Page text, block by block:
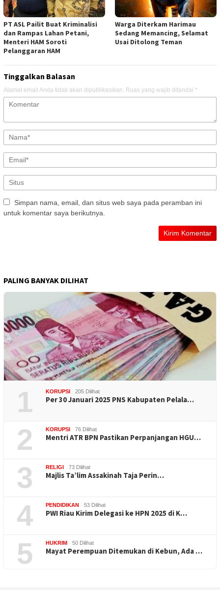
PT ASL Pailit Buat Kriminalisi
dan Rampas Lahan Petani,
Menteri HAM Soroti
Pelanggaran HAM
Warga Diterkam Harimau
Sedang Memancing, Selamat
Usai Ditolong Teman
Tinggalkan Balasan
Alamat email Anda tidak akan dipublikasikan. Ruas yang wajib ditandai *
Simpan nama, email, dan situs web saya pada peramban ini
untuk komentar saya berikutnya.
PALING BANYAK DILIHAT
1 KORUPSI 205 Dilihat
Per 30 Januari 2025 PNS Kabupaten Pelala…
2 KORUPSI 76 Dilihat
Mentri ATR BPN Pastikan Perpanjangan HGU…
3 RELIGI 73 Dilihat
Majlis Ta’lim Assakinah Taja Perin…
4 PENDIDIKAN 53 Dilihat
PWI Riau Kirim Delegasi ke HPN 2025 di K…
5 HUKRIM 50 Dilihat
Mayat Perempuan Ditemukan di Kebun, Ada …